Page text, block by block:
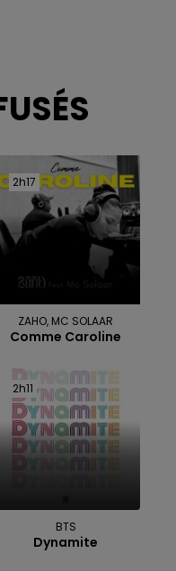
2h17
2h17
ZAHO, MC SOLAAR
Comme Caroline
2h11
2h11
BTS
Dynamite